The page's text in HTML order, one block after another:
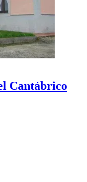
Cantábrico